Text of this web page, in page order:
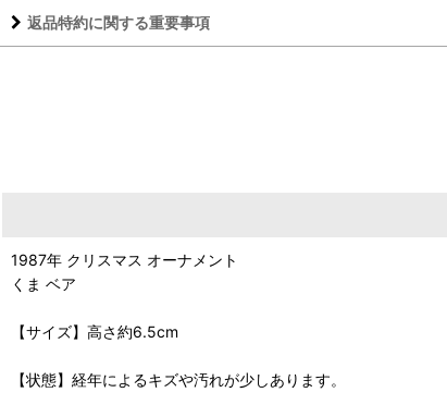
返品特約に関する重要事項
1987年 クリスマス オーナメント
くま ベア
【サイズ】高さ約6.5cm
【状態】経年によるキズや汚れが少しあります。